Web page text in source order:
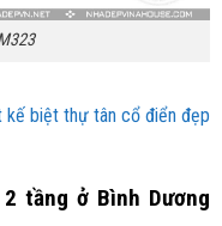
kế biệt thự tân cổ điển đẹp
tầng ở Bình Dương